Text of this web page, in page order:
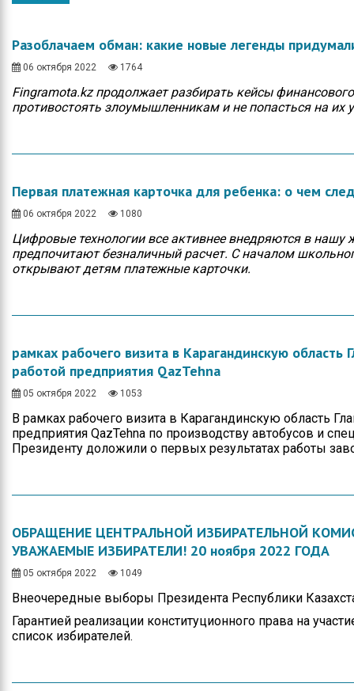
Спорт
Экономика
Здравоохранение
В городском
маслихате
Культура
Ими гордится город
закупок
Разоблачаем обман: какие новые легенды
06 октября 2022 1764
Fingramota.kz продолжает разбирать кейсы
противостоять злоумышленникам и не попасться на их
Первая платежная карточка для ребенка: о чем
06 октября 2022 1080
Цифровые технологии все активнее внедряются в нашу
предпочитают безналичный расчет. С началом
открывают детям платежные карточки.
рамках рабочего визита в Карагандинскую область
работой предприятия QazTehna
05 октября 2022 1053
В рамках рабочего визита в Карагандинскую область
предприятия QazTehna по производству автобусов и
Президенту доложили о первых результатах работы
ОБРАЩЕНИЕ ЦЕНТРАЛЬНОЙ ИЗБИРАТЕЛЬНОЙ
УВАЖАЕМЫЕ ИЗБИРАТЕЛИ! 20 ноября 2022 ГОДА
05 октября 2022 1049
Внеочередные выборы Президента Республики
Гарантией реализации конституционного права на
список избирателей.